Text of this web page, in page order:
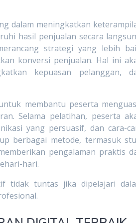
dalam meningkatkan
hasil penjualan secara
strategi yang lebih
konversi penjualan. Hal ini
kepuasan pelanggan,
membantu peserta
Selama pelatihan, peserta
yang persuasif, dan cara-
berbagai metode, termasuk
pengalaman praktis
hari.
tidak tuntas jika dipelajari